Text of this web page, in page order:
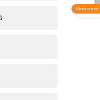
Mejor precio